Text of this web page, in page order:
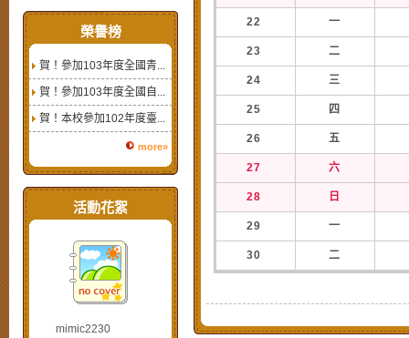
榮譽榜
賀！參加103年度全國青...
賀！參加103年度全國自...
賀！本校參加102年度臺...
more»
活動花絮
mimic2230
22 一
23 二
24 三
25 四
26 五
27 六
28 日
29 一
30 二